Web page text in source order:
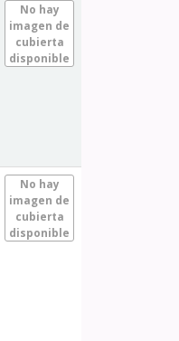
No hay
imagen de
cubierta
disponible
No hay
imagen de
cubierta
disponible